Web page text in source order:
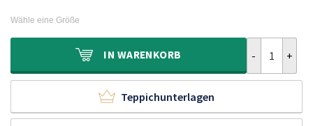
Wähle eine Größe
IN WARENKORB
Teppichunterlagen